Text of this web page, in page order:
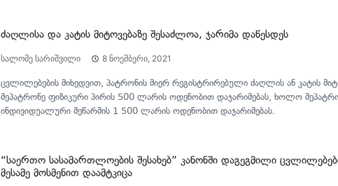
ძაღლისა და კატის მიტოვებაზე შესაძლოა, ჯარიმა დაწესდეს
სალომე სარიშვილი 8 ნოემბერი, 2021
ცვლილებების მიხედვით, პატრონის მიერ რეგისტრირებული ძაღლის ან კატის
მეპატრონე ფიზიკური პირის 500 ლარის ოდენობით დაჯარიმებას, ხოლო
ინდივიდუალური მეწარმის 1 500 ლარის ოდენობით დაჯარიმებას.
“საერთო სასამართლოების შესახებ” კანონში დაგეგმილი
მესამე მოსმენით დაამტკიცა